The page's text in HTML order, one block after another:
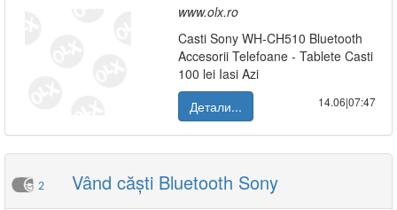
www.olx.ro
Casti Sony WH-CH510 Bluetooth
Accesorii Telefoane - Tablete Casti
100 lei Iasi Azi
Детали...
14.06|07:47
2 Vând căști Bluetooth Sony